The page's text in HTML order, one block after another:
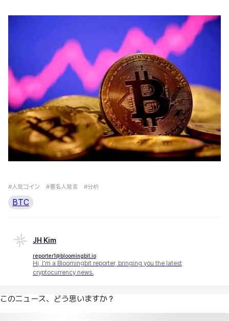
#人気コイン #著名人発言 #分析
BTC
JH Kim
reporter1@bloomingbit.io
Hi, I'm a Bloomingbit reporter, bringing you the latest
cryptocurrency news.
このニュース、どう思いますか？